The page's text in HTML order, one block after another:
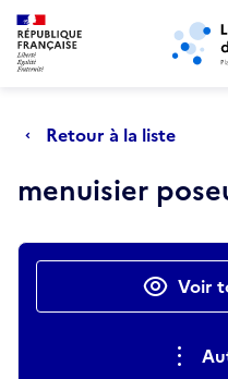
Aller au menu principal Aller
Retour à la liste
menuisier
Actions rapides
Voir
Retour au début de la page
Panneau de gestion des